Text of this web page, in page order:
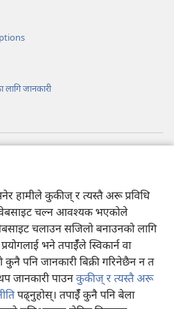
हामीले कुकीज् र त्यस्तै अरू प्रविधि
वेबसाइट चल्न आवश्यक भएकोले
चलाउन सजिलो बनाउनको लागि
भने तपाईँले स्विकार्न वा
पनि जानकारी बिक्री गरिनेछैन न त
जानकारी पाउनकुकीज् र त्यस्तै अरू
पढ्नुहोस्। तपाईँ कुनै पनि बेला
लागि जानकारी